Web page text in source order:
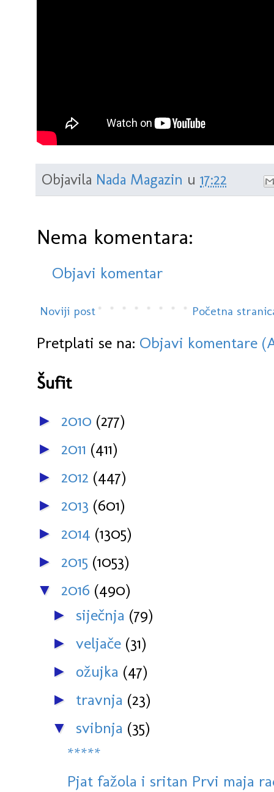
Objavila Nada Magazin u 17:22
Nema komentara:
Objavi komentar
Noviji post Početna
Pretplati se na: Objavi komentare
Šufit
► 2010 (277)
► 2011 (411)
► 2012 (447)
► 2013 (601)
► 2014 (1305)
► 2015 (1053)
▼ 2016 (490)
► siječnja (79)
► veljače (31)
► ožujka (47)
► travnja (23)
▼ svibnja (35)
*****
Pjat fažola i sritan Prvi maja